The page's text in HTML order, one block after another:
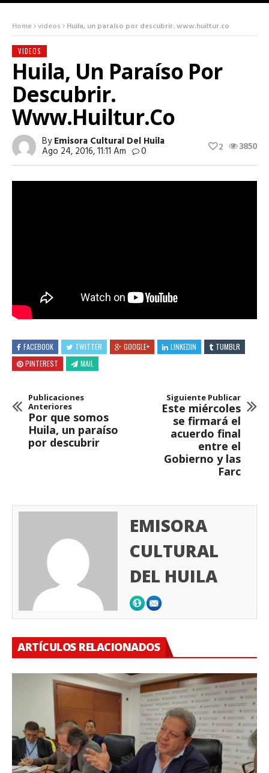
Home videos Huila, un paraíso por descubrir. www.huiltur.co
VIDEOS
Huila, Un Paraíso Por
Descubrir.
Www.huiltur.co
ByEmisora Cultural Del Huila
Ago 24, 2016, 11:11 Am 0 3850
2
FACEBOOK TWITTER GOOGLE+ LINKEDIN
TUMBLR
PINTEREST
MAIL
Publicaciones
Anteriores
Por que somos
Huila, un paraíso
por descubrir
Siguiente Publicar
Este miércoles
se firmará el
acuerdo final
entre el
Gobierno y las
Farc
EMISORA
CULTURAL
DEL HUILA
ARTÍCULOS RELACIONADOS